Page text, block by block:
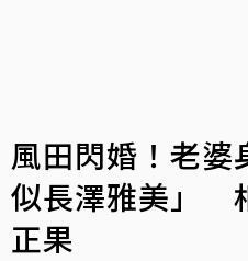
風田閃婚！老婆
似長澤雅美」
正果